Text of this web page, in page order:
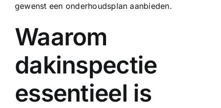
gewenst een onderhoudsplan aanbieden.
Waarom
dakinspectie
essentieel is